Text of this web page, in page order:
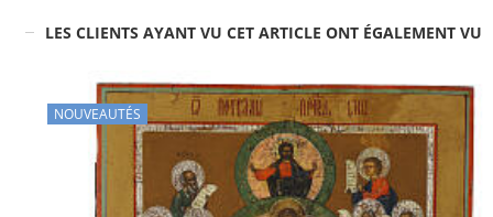
LES CLIENTS AYANT VU CET ARTICLE ONT ÉGALEMENT VU
NOUVEAUTÉS